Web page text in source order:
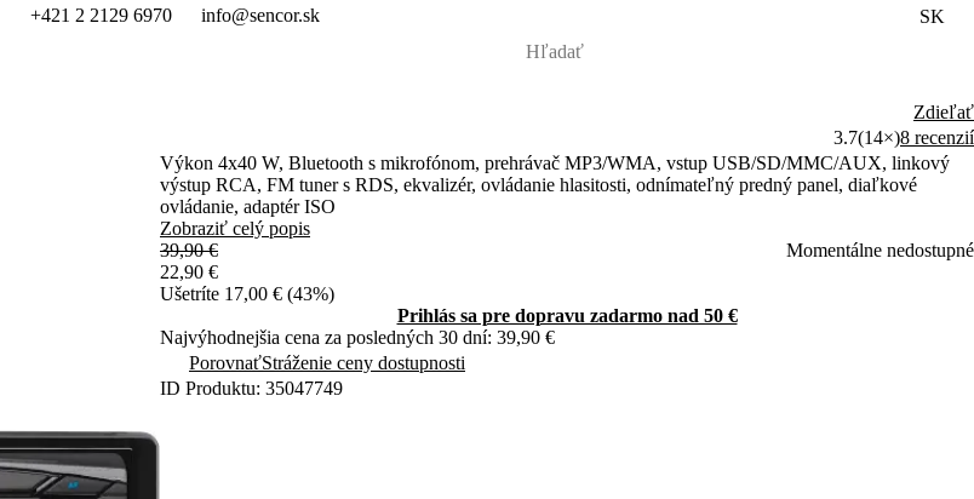
+421 2 2129 6970 info@sencor.sk
SK
Zdieľať
3.7(14×)8 recenzií
Výkon 4x40 W, Bluetooth s mikrofónom, prehrávač MP3/WMA, vstup USB/SD/MMC/AUX, linkový
výstup RCA, FM tuner s RDS, ekvalizér, ovládanie hlasitosti, odnímateľný predný panel, diaľkové
ovládanie, adaptér ISO
Zobraziť celý popis
39,90 €
22,90 €
Ušetríte 17,00 € (43%)
Momentálne nedostupné
Prihlás sa pre dopravu zadarmo nad 50 €
Najvýhodnejšia cena za posledných 30 dní: 39,90 €
PorovnaťStráženie ceny dostupnosti
ID Produktu: 35047749